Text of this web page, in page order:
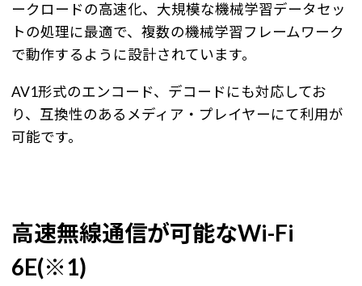
ークロードの高速化、大規模な機械学習データセッ
トの処理に最適で、複数の機械学習フレームワーク
で動作するように設計されています。
AV1形式のエンコード、デコードにも対応してお
り、互換性のあるメディア・プレイヤーにて利用が
可能です。
高速無線通信が可能なWi-Fi
6E(※1)